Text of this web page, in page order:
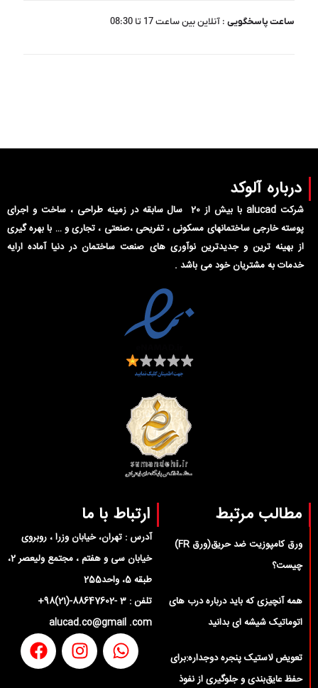
ساعت پاسخگویی : آنلاین بین ساعت 17 تا 08:30
درباره آلوکد
شرکت alucad با بیش از 20 سال سابقه در زمینه طراحی ، ساخت و اجرای
پوسته خارجی ساختمانهای مسکونی ، تفریحی ،صنعتی ، تجاری و … با بهره گیری
از بهینه ترین و جدیدترین نوآوری های صنعت ساختمان در دنیا آماده ارایه
خدمات به مشتریان خود می باشد .
مطالب مرتبط
ورق کامپوزیت ضد حریق(ورق FR)
چیست؟
همه آنچیزی که باید درباره درب های
اتوماتیک شیشه ای بدانید
تعویض لاستیک پنجره دوجداره:برای
حفظ عایق‌بندی و جلوگیری از نفوذ
ارتباط با ما
آدرس : تهران، خیابان وزرا ، روبروی
خیابان سی و هفتم ، مجتمع ولیعصر 2،
طبقه 5، واحد255
تلفن : 3 -88647602-(21)98+
alucad.co@gmail .com